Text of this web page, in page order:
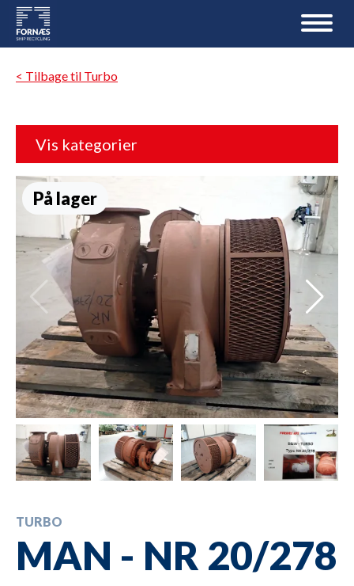
< Tilbage til Turbo
Vis kategorier
På lager
TURBO
MAN - NR 20/278